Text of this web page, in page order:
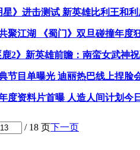
星》进击测试 新英雄比利王和
聚江湖 《蜀门》双旦碰撞年度
鹿2》新英雄前瞻：南蛮女武神
节目单曝光 迪丽热巴线上捏脸
度资料片首曝 人造人间计划今
/ 18 页下一页